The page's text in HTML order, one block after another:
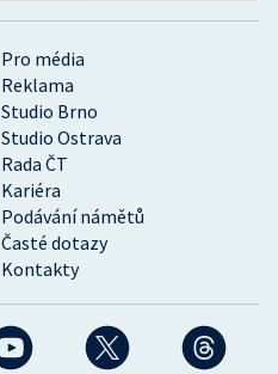
Pro média
Reklama
Studio Brno
Studio Ostrava
Rada ČT
Kariéra
Podávání námětů
Časté dotazy
Kontakty